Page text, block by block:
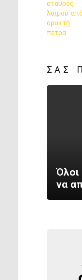
ΣΑΣ
να